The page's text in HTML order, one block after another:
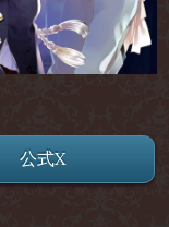
公式X